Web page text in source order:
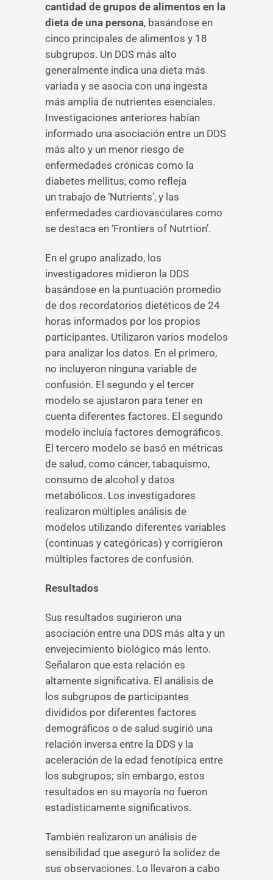
cantidad de grupos de alimentos en la
dieta de una persona, basándose en
cinco principales de alimentos y 18
subgrupos. Un DDS más alto
generalmente indica una dieta más
variada y se asocia con una ingesta
más amplia de nutrientes esenciales.
Investigaciones anteriores habían
informado una asociación entre un DDS
más alto y un menor riesgo de
enfermedades crónicas como la
diabetes mellitus, como refleja
un trabajo de ‘Nutrients’, y las
enfermedades cardiovasculares como
se destaca en ‘Frontiers of Nutrtion’.
En el grupo analizado, los
investigadores midieron la DDS
basándose en la puntuación promedio
de dos recordatorios dietéticos de 24
horas informados por los propios
participantes. Utilizaron varios modelos
para analizar los datos. En el primero,
no incluyeron ninguna variable de
confusión. El segundo y el tercer
modelo se ajustaron para tener en
cuenta diferentes factores. El segundo
modelo incluía factores demográficos.
El tercero modelo se basó en métricas
de salud, como cáncer, tabaquismo,
consumo de alcohol y datos
metabólicos. Los investigadores
realizaron múltiples análisis de
modelos utilizando diferentes variables
(continuas y categóricas) y corrigieron
múltiples factores de confusión.
Resultados
Sus resultados sugirieron una
asociación entre una DDS más alta y un
envejecimiento biológico más lento.
Señalaron que esta relación es
altamente significativa. El análisis de
los subgrupos de participantes
divididos por diferentes factores
demográficos o de salud sugirió una
relación inversa entre la DDS y la
aceleración de la edad fenotípica entre
los subgrupos; sin embargo, estos
resultados en su mayoría no fueron
estadísticamente significativos.
También realizaron un análisis de
sensibilidad que aseguró la solidez de
sus observaciones. Lo llevaron a cabo